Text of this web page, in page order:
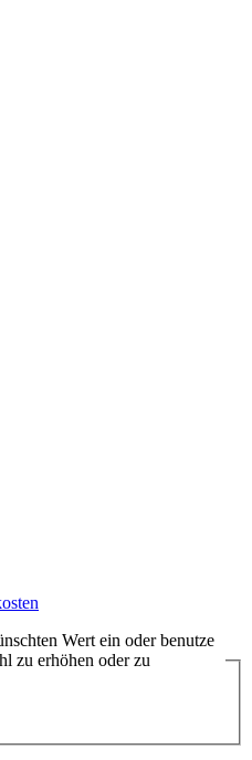
Wert ein oder benutze
zu erhöhen oder zu